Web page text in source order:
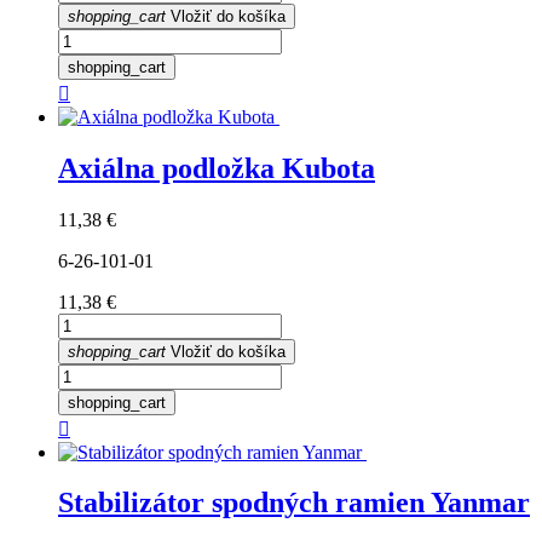
shopping_cart Vložiť do košíka
shopping_cart

Axiálna podložka Kubota
Cena
11,38 €
6-26-101-01
Cena
11,38 €
shopping_cart Vložiť do košíka
shopping_cart

Stabilizátor spodných ramien Yanmar